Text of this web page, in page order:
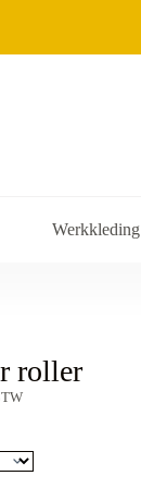
Werkkleding
roller